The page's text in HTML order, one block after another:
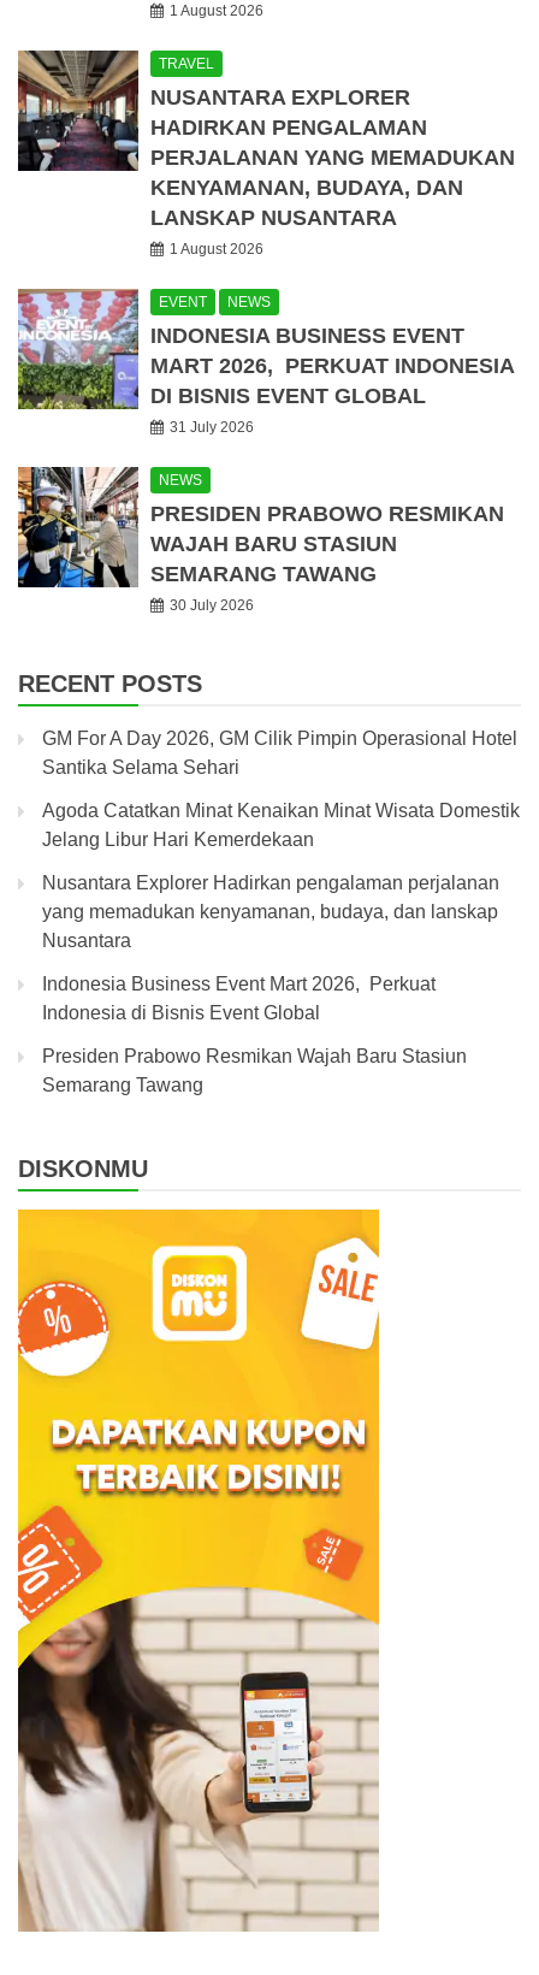
1 August 2026
TRAVEL
NUSANTARA EXPLORER
HADIRKAN PENGALAMAN
PERJALANAN YANG MEMADUKAN
KENYAMANAN, BUDAYA, DAN
LANSKAP NUSANTARA
1 August 2026
EVENT NEWS
INDONESIA BUSINESS EVENT
MART 2026, PERKUAT INDONESIA
DI BISNIS EVENT GLOBAL
31 July 2026
NEWS
PRESIDEN PRABOWO RESMIKAN
WAJAH BARU STASIUN
SEMARANG TAWANG
30 July 2026
RECENT POSTS
GM For A Day 2026, GM Cilik Pimpin Operasional Hotel
Santika Selama Sehari
Agoda Catatkan Minat Kenaikan Minat Wisata Domestik
Jelang Libur Hari Kemerdekaan
Nusantara Explorer Hadirkan pengalaman perjalanan
yang memadukan kenyamanan, budaya, dan lanskap
Nusantara
Indonesia Business Event Mart 2026, Perkuat
Indonesia di Bisnis Event Global
Presiden Prabowo Resmikan Wajah Baru Stasiun
Semarang Tawang
DISKONMU